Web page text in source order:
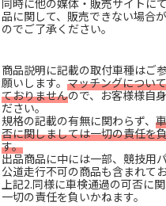
同時に他の媒体・販売サイトに
品に関して、販売できない場合
のでご了承ください。
商品説明に記載の取付車種はご
願いします。 マッチングについ
ておりませんので、お客様様自
ださい。
規格の記載の有無に関わらず、
否に関しましては一切の責任を
す。
出品商品に中には一部、競技用
公道走行不可の商品も含まれて
上記2.同様に車検通過の可否に
一切の責任を負いかねます。